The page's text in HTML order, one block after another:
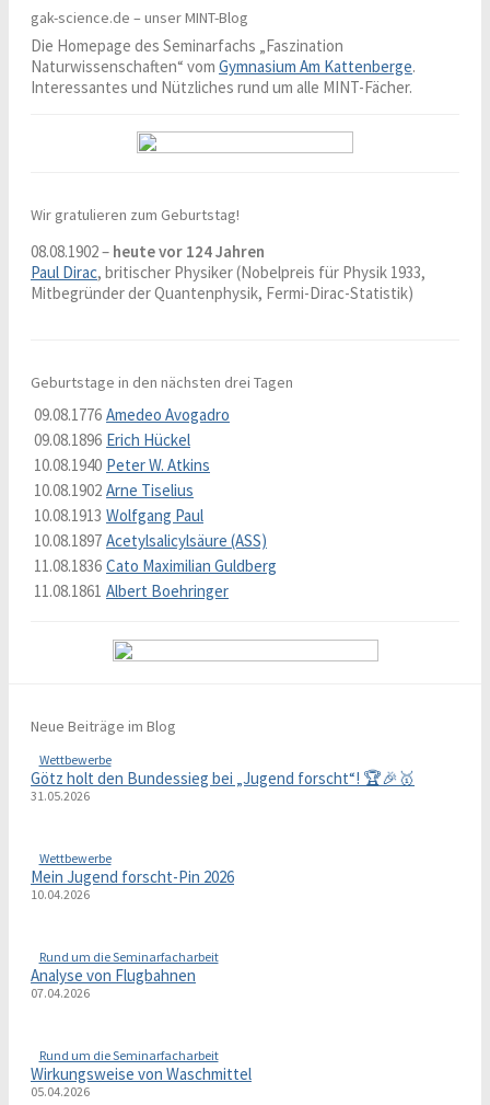
gak-science.de – unser MINT-Blog
Die Homepage des Seminarfachs „Faszination
Naturwissenschaften“ vom Gymnasium Am Kattenberge.
Interessantes und Nützliches rund um alle MINT-Fächer.
Wir gratulieren zum Geburtstag!
08.08.1902 – heute vor 124 Jahren
Paul Dirac, britischer Physiker (Nobelpreis für Physik 1933,
Mitbegründer der Quantenphysik, Fermi-Dirac-Statistik)
Geburtstage in den nächsten drei Tagen
09.08.1776 Amedeo Avogadro
09.08.1896 Erich Hückel
10.08.1940 Peter W. Atkins
10.08.1902 Arne Tiselius
10.08.1913 Wolfgang Paul
10.08.1897 Acetylsalicylsäure (ASS)
11.08.1836 Cato Maximilian Guldberg
11.08.1861 Albert Boehringer
Neue Beiträge im Blog
Wettbewerbe
Götz holt den Bundessieg bei „Jugend forscht“! 🏆🎉🥇
31.05.2026
Wettbewerbe
Mein Jugend forscht-Pin 2026
10.04.2026
Rund um die Seminarfacharbeit
Analyse von Flugbahnen
07.04.2026
Rund um die Seminarfacharbeit
Wirkungsweise von Waschmittel
05.04.2026